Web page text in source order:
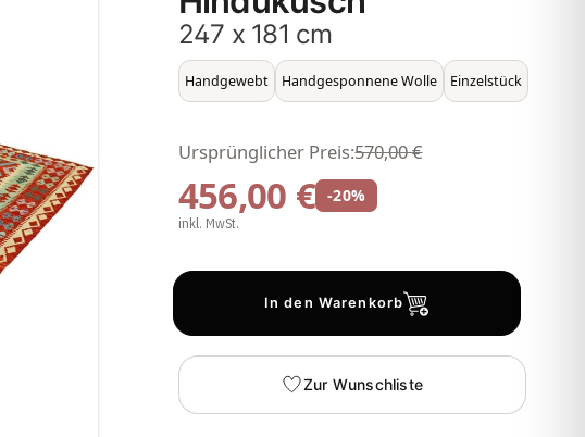
247 x 181 cm
Handgewebt Handgesponnene Wolle Einzelstück
456,00 €
Ursprünglicher Preis:570,00 €
-20%
inkl. MwSt.
In den Warenkorb
Zur Wunschliste